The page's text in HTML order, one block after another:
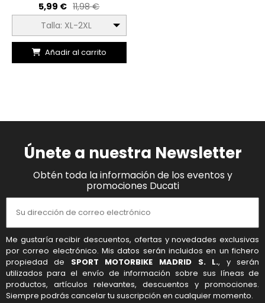
11,98 €
5,99 €
Talla: XL-2XL
Añadir al carrito
Únete a nuestra Newsletter
Obtén toda la información de los eventos y
promociones Ducati
Me gustaría recibir descuentos, ofertas y novedades exclusivas
por correo electrónico. Mis datos serán incluidos en un fichero
propiedad de SPORT MOTORBIKE MADRID S. L., y serán
utilizados para el envío de información sobre sus líneas de
productos, artículos relevantes, descuentos y promociones.
Siempre podrás cancelar tu suscripción en cualquier momento.